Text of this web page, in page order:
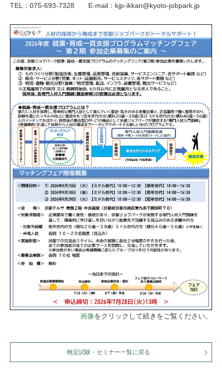
TEL：075-693-7328 E-mail：kjp-ikkan@kyoto-jobpark.jp
画像をクリックして続きをご覧ください。
検定試験・セミナー一覧に戻る